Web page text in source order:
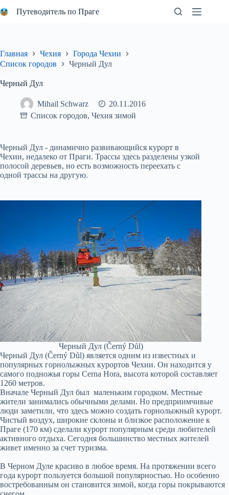
к
Путеводитель по Праге
Главная Чехия
Города Чехии
Список городов
Черный Дул
Черный Дул
Mihail Schwarz
20.11.2016
Список городов, Чехия зимой
Черный Дул - динамично развивающийся курорт в
Чехии, недалеко от Праги. Трассы здесь разделены узкой
полосой деревьев, но есть возможность переехать с
одной трассы на другую.
Черный Дул (Černý Důl)
Черный Дул (Černý Důl) является одним из известных и
популярных горнолыжных курортов Чехии. Он находится у
самого подножья горы Cerna Hora, высота которой составляет
1260 метров.
Вначале Черный Дул был маленьким городком. Местные
жители занимались обычными делами. Но предприимчивые
люди заметили, что здесь можно создать горнолыжный курорт.
Чистый воздух, широкие склоны и близкое расположение к
Праге (170 км) сделали курорт популярным среди любителей
активного отдыха. Сегодня большинство местных жителей
живет именно за счет туризма.
В Черном Дуле красиво в любое время. На протяжении всего
года курорт пользуется большой популярностью. Но особенно
востребованным он становится зимой, когда горы покрываются